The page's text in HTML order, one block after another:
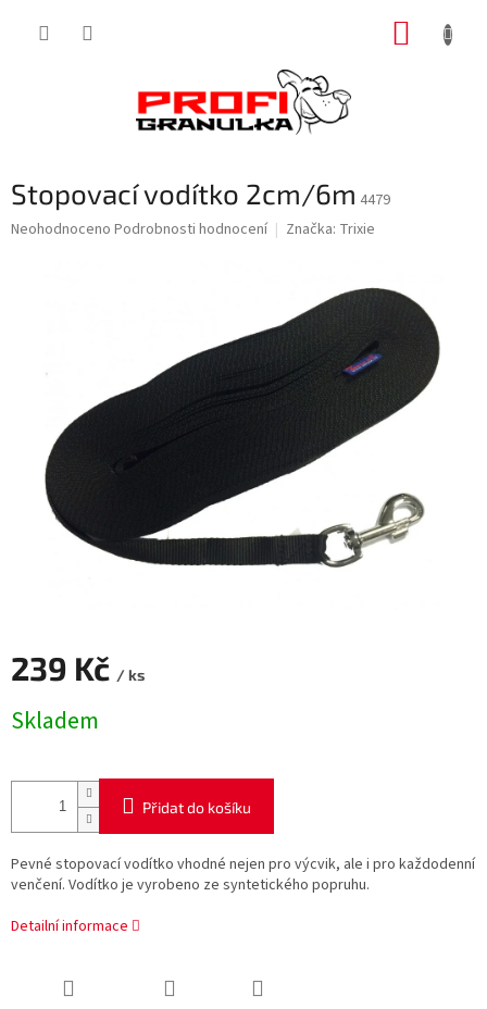
Stopovací vodítko 2cm/6m 4479
Průměrné
hvězdiček.
Neohodnoceno Podrobnosti hodnocení Značka: Trixie
239 Kč / ks
cena:
Skladem
Přidat do košíku
Pevné stopovací vodítko vhodné nejen pro výcvik, ale i pro každodenní
venčení. Vodítko je vyrobeno ze syntetického popruhu.
Detailní informace